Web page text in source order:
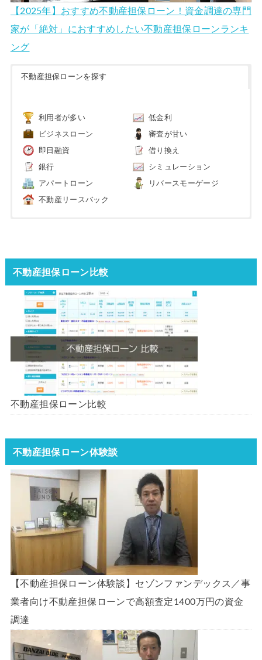
【2025年】おすすめ不動産担保ローン！資金調達の専門
家が「絶対」におすすめしたい不動産担保ローンランキ
ング
不動産担保ローンを探す
利用者が多い 低金利
ビジネスローン 審査が甘い
即日融資 借り換え
銀行 シミュレーション
アパートローン リバースモーゲージ
不動産リースバック
不動産担保ローン比較
不動産担保ローン比較
不動産担保ローン体験談
【不動産担保ローン体験談】セゾンファンデックス／事
業者向け不動産担保ローンで高額査定1400万円の資金
調達